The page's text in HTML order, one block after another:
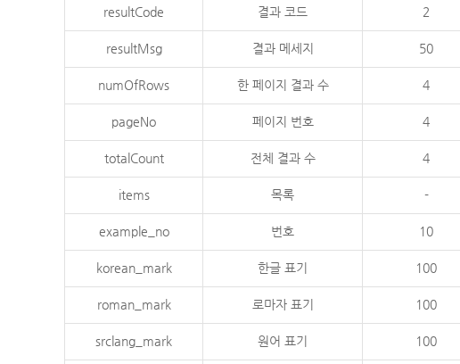
resultCode 결과 코드 2
resultMsg 결과 메세지 50
numOfRows 한 페이지 결과 수 4
pageNo 페이지 번호 4
totalCount 전체 결과 수 4
items 목록 -
example_no 번호 10
korean_mark 한글 표기 100
roman_mark 로마자 표기 100
srclang_mark 원어 표기 100